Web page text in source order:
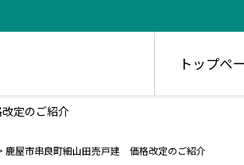
トップペ
定のご紹介
鹿屋市串良町細山田売戸建 価格改定のご紹介